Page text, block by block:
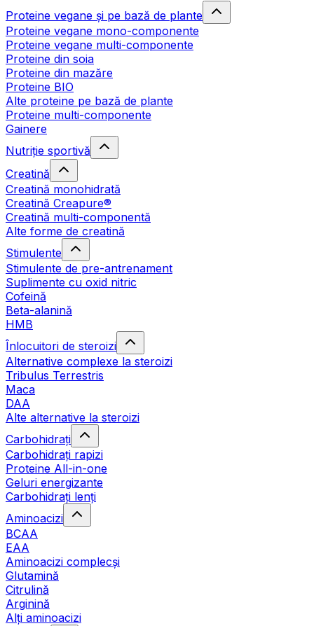
Proteine vegane și pe bază de plante
Proteine vegane mono-componente
Proteine vegane multi-componente
Proteine din soia
Proteine din mazăre
Proteine BIO
Alte proteine pe bază de plante
Proteine multi-componente
Gainere
Nutriție sportivă
Creatină
Creatină monohidrată
Creatină Creapure®
Creatină multi-componentă
Alte forme de creatină
Stimulente
Stimulente de pre-antrenament
Suplimente cu oxid nitric
Cofeină
Beta-alanină
HMB
Înlocuitori de steroizi
Alternative complexe la steroizi
Tribulus Terrestris
Maca
DAA
Alte alternative la steroizi
Carbohidrați
Carbohidrați rapizi
Proteine All-in-one
Geluri energizante
Carbohidrați lenți
Aminoacizi
BCAA
EAA
Aminoacizi complecși
Glutamină
Citrulină
Arginină
Alți aminoacizi